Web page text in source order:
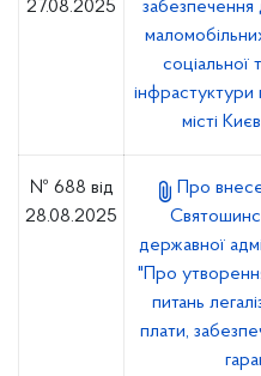
27.08.2025
забезпечення
соціальної
інфрастуктури
місті
№ 688 від
28.08.2025
Про
державної
"Про
питань
плати,